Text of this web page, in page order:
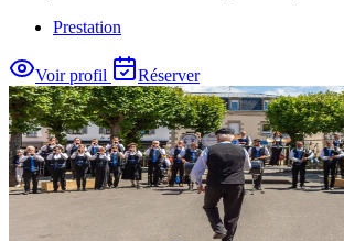
Prestation
Voir profil Réserver